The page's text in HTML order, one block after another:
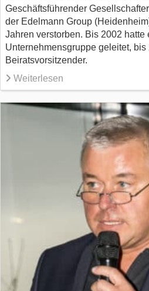
Geschäftsführender
der Edelmann Group
Jahren verstorben. Bis 2002 hatte
Unternehmensgruppe geleitet, bis
Beiratsvorsitzender.
Weiterlesen